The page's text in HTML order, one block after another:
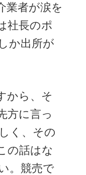
者が涙を
社長のポ
か出所が
から、そ
方に言っ
く、その
の話はな
。競売で